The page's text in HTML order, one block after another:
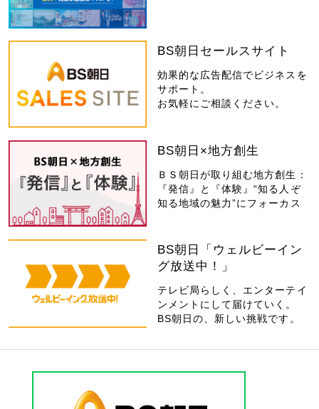
BS朝日セールスサイト
効果的な広告配信でビジネスを
サポート。
お気軽にご相談ください。
BS朝日×地方創生
ＢＳ朝日が取り組む地方創生：
『発信』と『体験』“知る人ぞ
知る地域の魅力”にフォーカス
BS朝日「ウェルビーイン
グ放送中！」
テレビ局らしく、エンターテイ
ンメントにして届けていく。
BS朝日の、新しい挑戦です。